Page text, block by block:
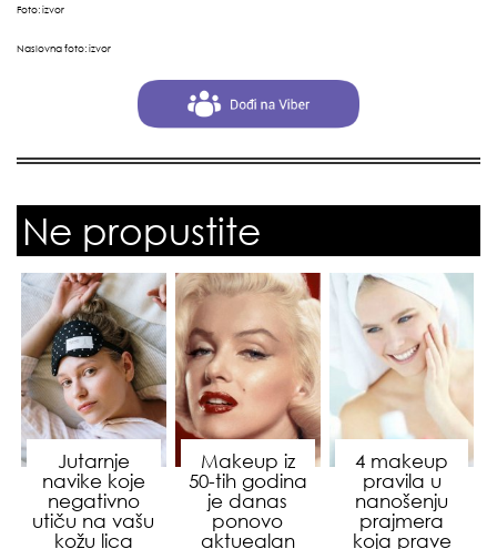
Foto:izvor
Naslovna foto:izvor
Ne propustite
Jutarnje
navike koje
negativno
utiču na vašu
kožu lica
Makeup iz
50-tih godina
je danas
ponovo
aktuealan
4 makeup
pravila u
nanošenju
prajmera
koja prave